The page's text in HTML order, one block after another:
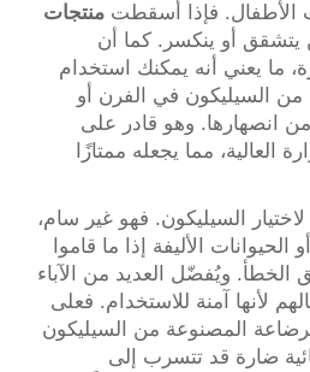
الأطفال. فإذا أسقطت منتجات
يتشقق أو ينكسر. كما أن
ما يعني أنه يمكنك استخدام
السيليكون في الفرن أو
انصهارها. وهو قادر على
العالية، مما يجعله ممتازًا
السيليكون. فهو غير سام،
الأليفة إذا ما قاموا
ويُفضّل العديد من الآباء
لأنها آمنة للاستخدام. فعلى
المصنوعة من السيليكون
ضارة قد تتسرب إلى